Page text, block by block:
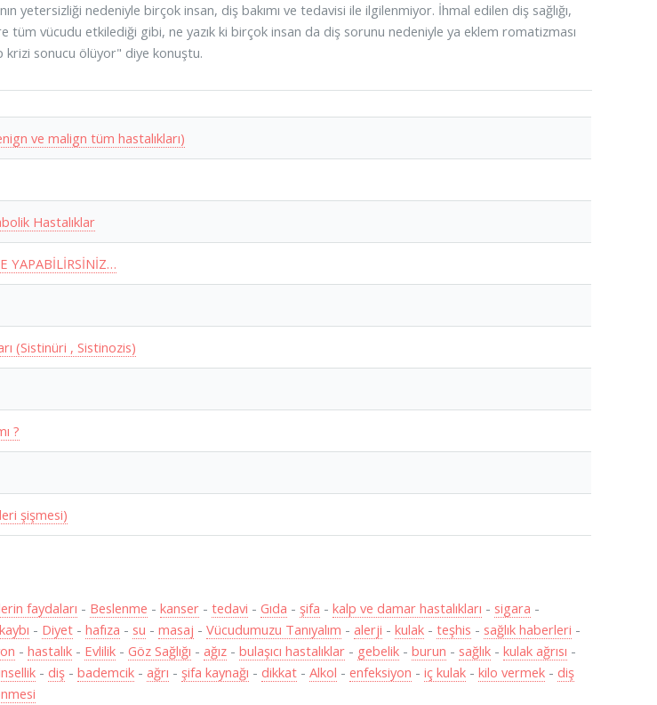
yetersizliği nedeniyle birçok insan, diş bakımı ve tedavisi ile ilgilenmiyor. İhmal edilen diş sağlığı,
tüm vücudu etkilediği gibi, ne yazık ki birçok insan da diş sorunu nedeniyle ya eklem romatizması
krizi sonucu ölüyor" diye konuştu.
ve malign tüm hastalıkları)
Hastalıklar
YAPABİLİRSİNİZ…
(Sistinüri , Sistinozis)
?
şişmesi)
faydaları - Beslenme -kanser -tedavi -Gıda -şifa -kalp ve damar hastalıkları - sigara -
- Diyet -hafıza - su -masaj -Vücudumuzu Tanıyalım -alerji -kulak -teşhis - sağlık haberleri -
-hastalık - Evlilik -Göz Sağlığı -ağız -bulaşıcı hastalıklar - gebelik -burun - sağlık -kulak ağrısı -
- diş -bademcik -ağrı -şifa kaynağı - dikkat -Alkol -enfeksiyon -iç kulak -kilo vermek - diş